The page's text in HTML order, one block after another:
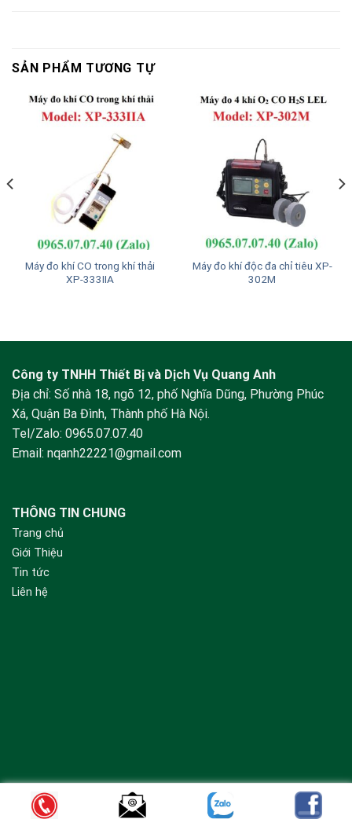
SẢN PHẨM TƯƠNG TỰ
Máy đo khí CO trong khí thải
XP-333IIA
Máy đo khí độc đa chỉ tiêu XP-
302M
Công ty TNHH Thiết Bị và Dịch Vụ Quang Anh
Địa chỉ: Số nhà 18, ngõ 12, phố Nghĩa Dũng, Phường Phúc
Xá, Quận Ba Đình, Thành phố Hà Nội.
Tel/Zalo: 0965.07.07.40
Email: nqanh22221@gmail.com
THÔNG TIN CHUNG
Trang chủ
Giới Thiệu
Tin tức
Liên hệ